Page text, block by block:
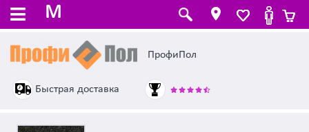
M
ПрофиПол
Быстрая доставка